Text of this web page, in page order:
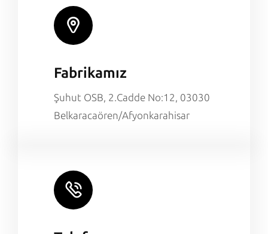
Fabrikamız
Şuhut OSB, 2.Cadde No:12, 03030
Belkaracaören/Afyonkarahisar